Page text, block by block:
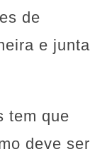
de
e junta
tem que
deve ser